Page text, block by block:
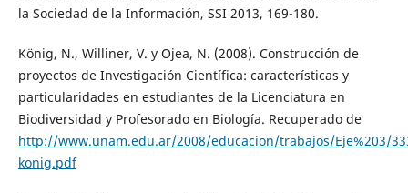
la Sociedad de la Información, SSI 2013, 169-180.
König, N., Williner, V. y Ojea, N. (2008). Construcción de
proyectos de Investigación Científica: características y
particularidades en estudiantes de la Licenciatura en
Biodiversidad y Profesorado en Biología. Recuperado de
http://www.unam.edu.ar/2008/educacion/trabajos/Eje%203/
konig.pdf